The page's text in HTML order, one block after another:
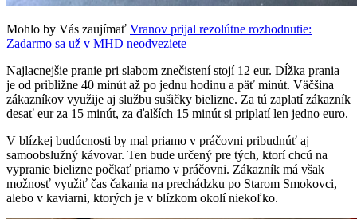
Mohlo by Vás zaujímať Vranov prijal rezolútne rozhodnutie:
Zadarmo sa už v MHD neodveziete
Najlacnejšie pranie pri slabom znečistení stojí 12 eur. Dĺžka prania
je od približne 40 minút až po jednu hodinu a päť minút. Väčšina
zákazníkov využije aj službu sušičky bielizne. Za tú zaplatí zákazník
desať eur za 15 minút, za ďalších 15 minút si priplatí len jedno euro.
V blízkej budúcnosti by mal priamo v práčovni pribudnúť aj
samoobslužný kávovar. Ten bude určený pre tých, ktorí chcú na
vypranie bielizne počkať priamo v práčovni. Zákazník má však
možnosť využiť čas čakania na prechádzku po Starom Smokovci,
alebo v kaviarni, ktorých je v blízkom okolí niekoľko.